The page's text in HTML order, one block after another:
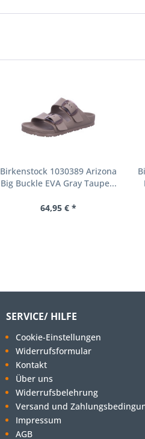
Birkenstock 1030389 Arizona
Big Buckle EVA Gray Taupe...
64,95 € *
SERVICE/ HILFE
Cookie-Einstellungen
Widerrufsformular
Kontakt
Über uns
Widerrufsbelehrung
Versand und
Impressum
AGB